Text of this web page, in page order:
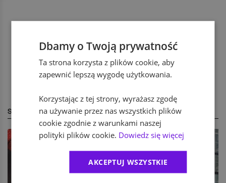
STREFA EKSPERTA
Dbamy o Twoją prywatność
Ta strona korzysta z plików cookie, aby
zapewnić lepszą wygodę użytkowania.
Korzystając z tej strony, wyrażasz zgodę
na używanie przez nas wszystkich plików
cookie zgodnie z warunkami naszej
polityki plików cookie. Dowiedz się więcej
AKCEPTUJ WSZYSTKIE